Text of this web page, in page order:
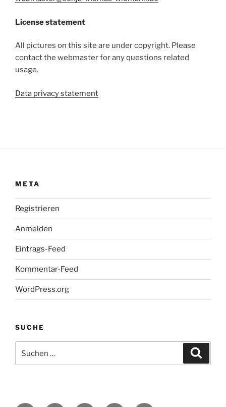
License statement
All pictures on this site are under copyright. Please
contact the webmaster for any questions related
usage.
Data privacy statement
META
Registrieren
Anmelden
Eintrags-Feed
Kommentar-Feed
WordPress.org
SUCHE
nach: